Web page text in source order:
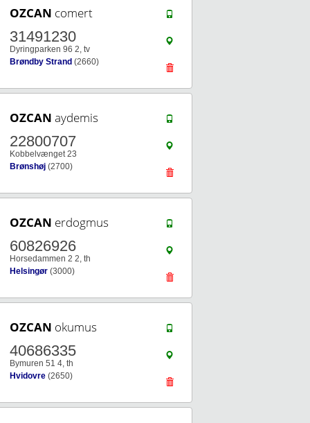
OZCAN comert
31491230
Dyringparken 96 2, tv
Brøndby Strand (2660)
OZCAN aydemis
22800707
Kobbelvænget 23
Brønshøj (2700)
OZCAN erdogmus
60826926
Horsedammen 2 2, th
Helsingør (3000)
OZCAN okumus
40686335
Bymuren 51 4, th
Hvidovre (2650)